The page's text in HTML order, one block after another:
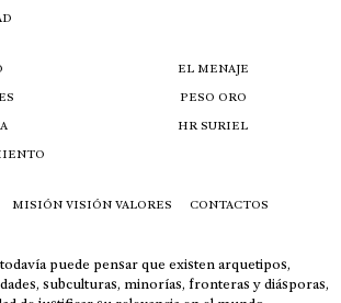
EL MENAJE
PESO ORO
HR SURIEL
MISIÓN VISIÓN VALORES CONTACTOS
puede pensar que existen arquetipos,
subculturas, minorías, fronteras y diásporas,